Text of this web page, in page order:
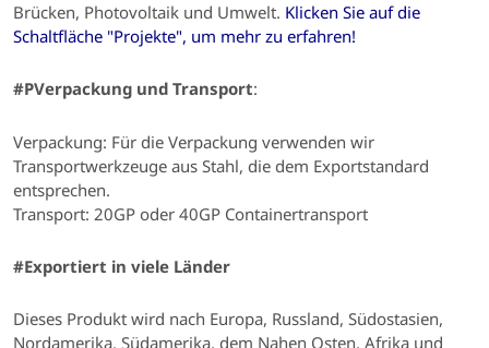
Brücken, Photovoltaik und Umwelt. Klicken Sie auf die
Schaltfläche "Projekte", um mehr zu erfahren!
#PVerpackung und Transport:
Verpackung: Für die Verpackung verwenden wir
Transportwerkzeuge aus Stahl, die dem Exportstandard
entsprechen.
Transport: 20GP oder 40GP Containertransport
#Exportiert in viele Länder
Dieses Produkt wird nach Europa, Russland, Südostasien,
Nordamerika, Südamerika, dem Nahen Osten, Afrika und